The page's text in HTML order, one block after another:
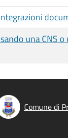
una CNS
Comune di